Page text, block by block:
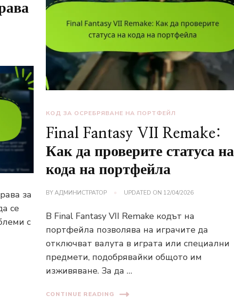
за
се
с
КОД ЗА ОСРЕБРЯВАНЕ НА ПОРТФЕЙЛ
Final Fantasy VII Remake:
Как да проверите статуса на
кода на портфейла
BYАДМИНИСТРАТОР UPDATED ON 12/04/2026
В Final Fantasy VII Remake кодът на
портфейла позволява на играчите да
отключват валута в играта или специални
предмети, подобрявайки общото им
изживяване. За да …
CONTINUE READING